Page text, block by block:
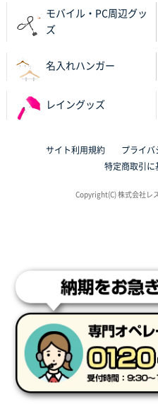
サイトが見やすい
ワンポイントポリ袋 A4
サイト構成が解りやすか
ブックメモ付箋
200枚
に進められるから
東京都S社様
ワンポイントポリ袋 A4
2025年10月08日 16:28
低価格
大阪府のお客様
モバイル・PC周辺グッ
ズ
名入れハンガー
レイングッズ
サイト利用規約 プライバ
特定商取引に
Copyright(C) 株式会社レ